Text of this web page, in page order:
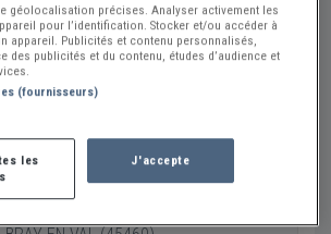
de position CITROEN
Pièces CITROEN 2CV
géolocalisation précises. Analyser activement les
pour l’identification. Stocker et/ou accéder à
appareil. Publicités et contenu personnalisés,
des publicités et du contenu, études d’audience et
(fournisseurs)
les
J'accepte